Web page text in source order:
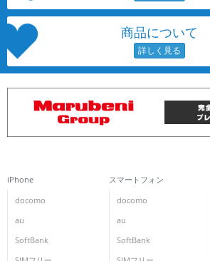
商品について
iPhone
docomo
au
SoftBank
スマートフォン
docomo
au
SoftBank